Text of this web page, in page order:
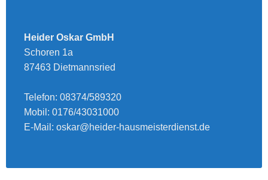
Heider Oskar GmbH
Schoren 1a
87463 Dietmannsried
Telefon: 08374/589320
Mobil: 0176/43031000
E-Mail: oskar@heider-hausmeisterdienst.de